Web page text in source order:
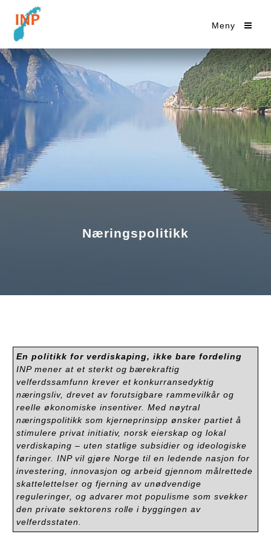
Meny
Næringspolitikk
En politikk for verdiskaping, ikke bare fordeling
INP mener at et sterkt og bærekraftig
velferdssamfunn krever et konkurransedyktig
næringsliv, drevet av forutsigbare rammevilkår og
reelle økonomiske insentiver. Med nøytral
næringspolitikk som kjerneprinsipp ønsker partiet å
stimulere privat initiativ, norsk eierskap og lokal
verdiskaping – uten statlige subsidier og ideologiske
føringer. INP vil gjøre Norge til en ledende nasjon for
investering, innovasjon og arbeid gjennom målrettede
skattelettelser og fjerning av unødvendige
reguleringer, og advarer mot populisme som svekker
den private sektorens rolle i byggingen av
velferdsstaten.